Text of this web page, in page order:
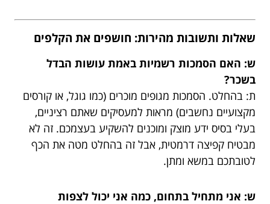
שאלות ותשובות מהירות: חושפים את הקלפים
ש: האם הסמכות רשמיות באמת עושות הבדל
בשכר?
ת: בהחלט. הסמכות מגופים מוכרים (כמו גוגל, או קורסים
מקצועיים נחשבים) מראות למעסיקים שאתם רציניים,
בעלי בסיס ידע מוצק ומוכנים להשקיע בעצמכם. זה לא
מבטיח קפיצה דרמטית, אבל זה בהחלט מטה את הכף
לטובתכם במשא ומתן.
ש: אני מתחיל בתחום, כמה אני יכול לצפות